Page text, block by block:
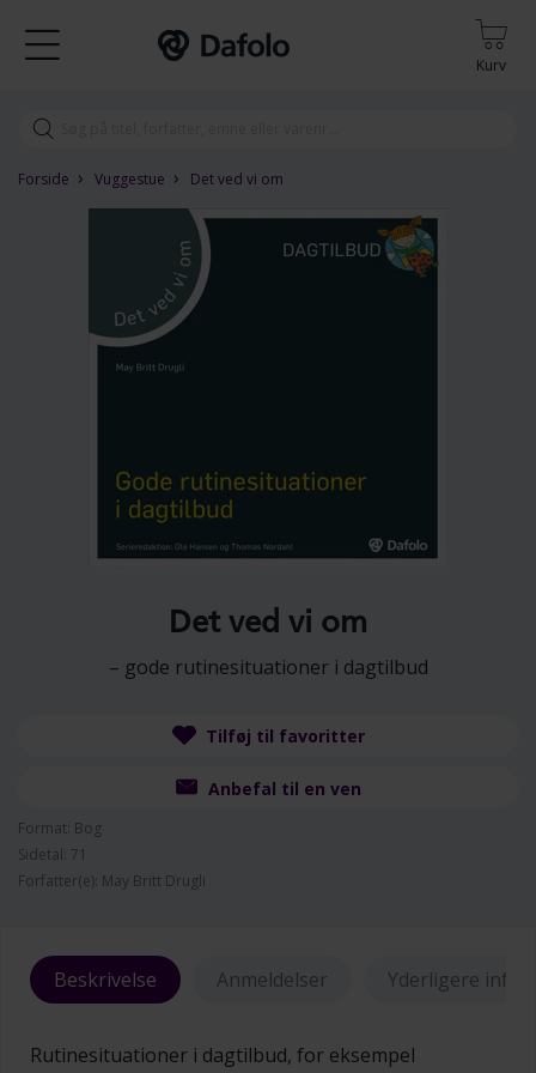
Kurv
Forside › Vuggestue › Det ved vi om
Det ved vi om
– gode rutinesituationer i dagtilbud
Tilføj til favoritter
Anbefal til en ven
Format: Bog
Sidetal: 71
Forfatter(e): May Britt Drugli
Beskrivelse Anmeldelser Yderligere info
Rutinesituationer i dagtilbud, for eksempel